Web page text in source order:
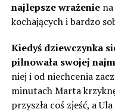
najlepsze wrażeniena
kochających i bardzo
Kiedyś dziewczynka
pilnowała swojej
niej i od niechcenia
minutach Marta
przyszła coś zjeść, a